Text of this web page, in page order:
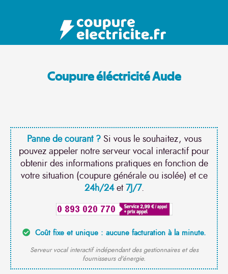
Coupure éléctricité Aude
Panne de courant ?Si vous le souhaitez, vous
pouvez appeler notre serveur vocal interactif pour
obtenir des informations pratiques en fonction de
votre situation (coupure générale ou isolée) et ce
24h/24et7J/7.
Coût fixe et unique : aucune facturation à la minute.
Serveur vocal interactif indépendant des gestionnaires et des
fournisseurs d'énergie.